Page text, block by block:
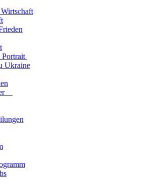
Ukraine